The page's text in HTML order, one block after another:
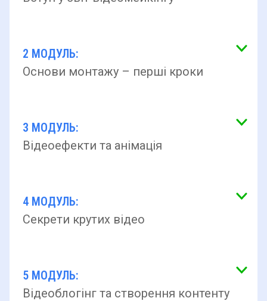
2 МОДУЛЬ:
Основи монтажу – перші кроки
3 МОДУЛЬ:
Відеоефекти та анімація
4 МОДУЛЬ:
Секрети крутих відео
5 МОДУЛЬ:
Відеоблогінг та створення контенту